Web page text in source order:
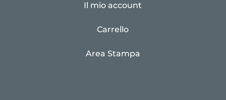
Il mio account
Carrello
Area Stampa